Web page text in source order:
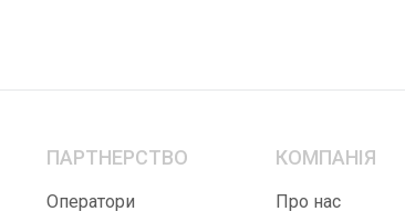
ПАРТНЕРСТВО
Оператори
КОМПАНІЯ
Про нас